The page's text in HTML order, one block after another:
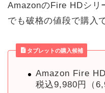
AmazonのFire HDシリ
でも破格の値段で購入
タブレットの購入候補
Amazon Fire
税込9,980円（